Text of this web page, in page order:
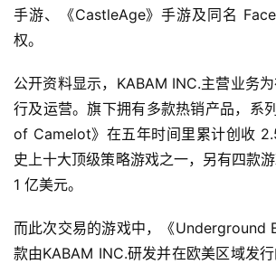
页
游
茶
原
创
游
手游、《CastleAge》手游及同名
权。
公开资料显示，KABAM INC.主营业务
行及运营。旗下拥有多款热销产品，系
of Camelot》在五年时间里累计创收
史上十大顶级策略游戏之一，另有四款
1 亿美元。
而此次交易的游戏中，《Underground
款由KABAM INC.研发并在欧美区域发行